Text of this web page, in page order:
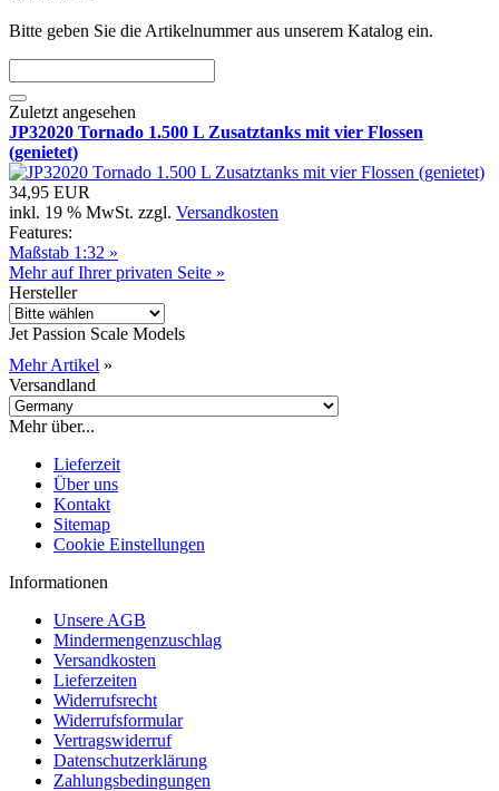
Bitte geben Sie die Artikelnummer aus unserem Katalog ein.
Zuletzt angesehen
JP32020 Tornado 1.500 L Zusatztanks mit vier Flossen
(genietet)
34,95 EUR
inkl. 19 % MwSt. zzgl. Versandkosten
Features:
Maßstab 1:32 »
Mehr auf Ihrer privaten Seite »
Hersteller
Jet Passion Scale Models
Mehr Artikel »
Versandland
Mehr über...
Lieferzeit
Über uns
Kontakt
Sitemap
Cookie Einstellungen
Informationen
Unsere AGB
Mindermengenzuschlag
Versandkosten
Lieferzeiten
Widerrufsrecht
Widerrufsformular
Vertragswiderruf
Datenschutzerklärung
Zahlungsbedingungen